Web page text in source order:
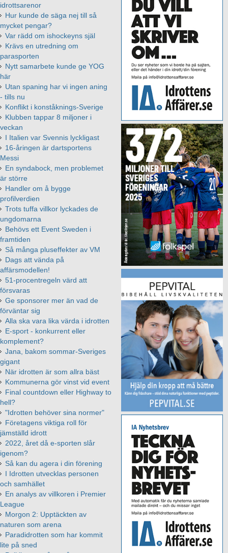
idrottsarenor
Hur kunde de säga nej till så
mycket pengar?
Var rädd om ishockeyns själ
Krävs en utredning om
parasporten
Nytt samarbete kunde ge YOG
här
Utan spaning har vi ingen aning
- tills nu
Konflikt i konståknings-Sverige
Klubben tappar 8 miljoner i
veckan
I Italien var Svennis lyckligast
16-åringen är dartsportens
Messi
En syndabock, men problemet
är större
Handler om å bygge
profilverdien
Trots tuffa villkor lyckades de
ungdomarna
Behövs ett Event Sweden i
framtiden
Så många pluseffekter av VM
Dags att vända på
affärsmodellen!
51-procentregeln värd att
försvaras
Ge sponsorer mer än vad de
förväntar sig
Alla ska vara lika värda i idrotten
E-sport - konkurrent eller
komplement?
Jana, bakom sommar-Sveriges
gigant
När idrotten är som allra bäst
Kommunerna gör vinst vid event
Final countdown eller Highway to
hell?
"Idrotten behöver sina normer"
Företagens viktiga roll för
jämställd idrott
2022, året då e-sporten slår
igenom?
Så kan du agera i din förening
I Idrotten utvecklas personen
och samhället
En analys av villkoren i Premier
League
Morgon 2: Upptäckten av
naturen som arena
Paradidrotten som har kommit
lite på sned